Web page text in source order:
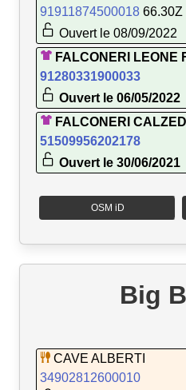
91911874500018 66.30Z
Ouvert le 08/09/2022
FALCONERI LEONE
91280331900033
Ouvert le 06/05/2022
FALCONERI
51509956202178
Ouvert le 30/06/2021
OSM iD
Big
CAVE ALBERTI
34902812600010